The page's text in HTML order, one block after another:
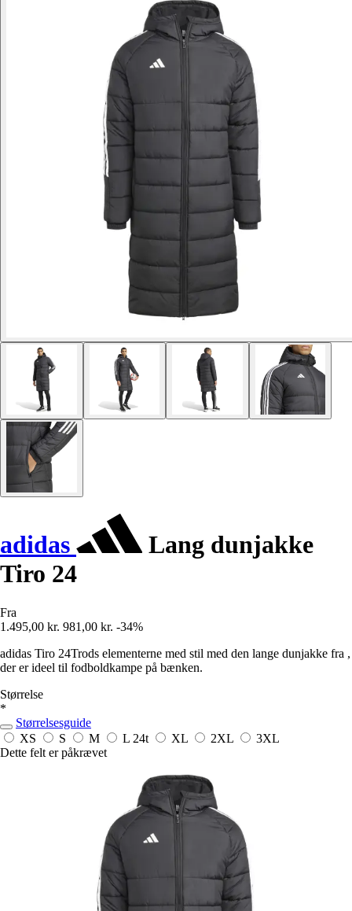
adidas
Lang dunjakke
Tiro 24
Fra
1.495,00 kr. 981,00 kr. -34%
adidas Tiro 24Trods elementerne med stil med den lange dunjakke fra ,
der er ideel til fodboldkampe på bænken.
Størrelse
*
Størrelsesguide
XS
S M L 24t XL 2XL
3XL
Dette felt er påkrævet